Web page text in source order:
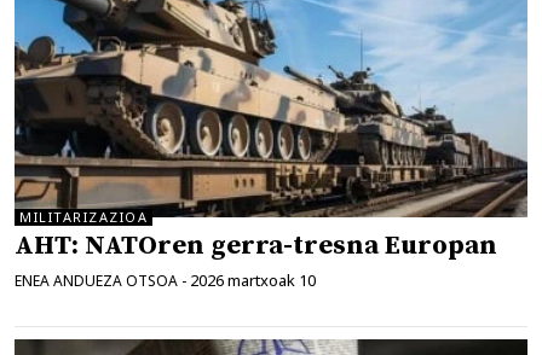
MILITARIZAZIOA
AHT: NATOren gerra-tresna Europan
ENEA ANDUEZA OTSOA - 2026 martxoak 10